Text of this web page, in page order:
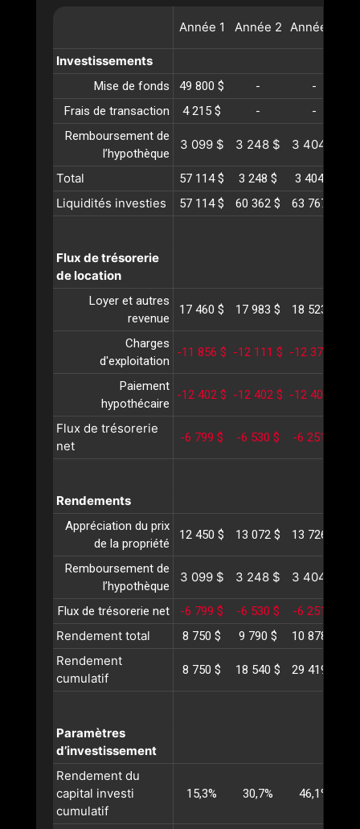
Année 1 Année 2 Année
Investissements
Mise de fonds 49 800 $ -
-
Frais de transaction
4 215 $ -
-
Remboursement de
l’hypothèque
3 099 $ 3 248 $ 3 404 $
Total 57 114 $ 3 248 $ 3 404 $
Liquidités investies 57 114 $ 60 362 $ 63 767 $
Flux de trésorerie
de location
Loyer et autres
revenue
17 460 $ 17 983 $ 18 523 $
Charges
d'exploitation
-11 856 $ -12 111 $ -12 372 $
Paiement
hypothécaire
-12 402 $ -12 402 $ -12 402 $
Flux de trésorerie
net
-6 799 $ -6 530 $ -6 251 $
Rendements
Appréciation du prix
de la propriété
12 450 $ 13 072 $ 13 726 $
Remboursement de
l’hypothèque
3 099 $ 3 248 $ 3 404 $
Flux de trésorerie net -6 799 $ -6 530 $ -6 251 $
Rendement total 8 750 $ 9 790 $ 10 878 $
Rendement
cumulatif
8 750 $ 18 540 $ 29 419 $
Paramètres
d’investissement
Rendement du
capital investi
cumulatif
15,3% 30,7% 46,1%